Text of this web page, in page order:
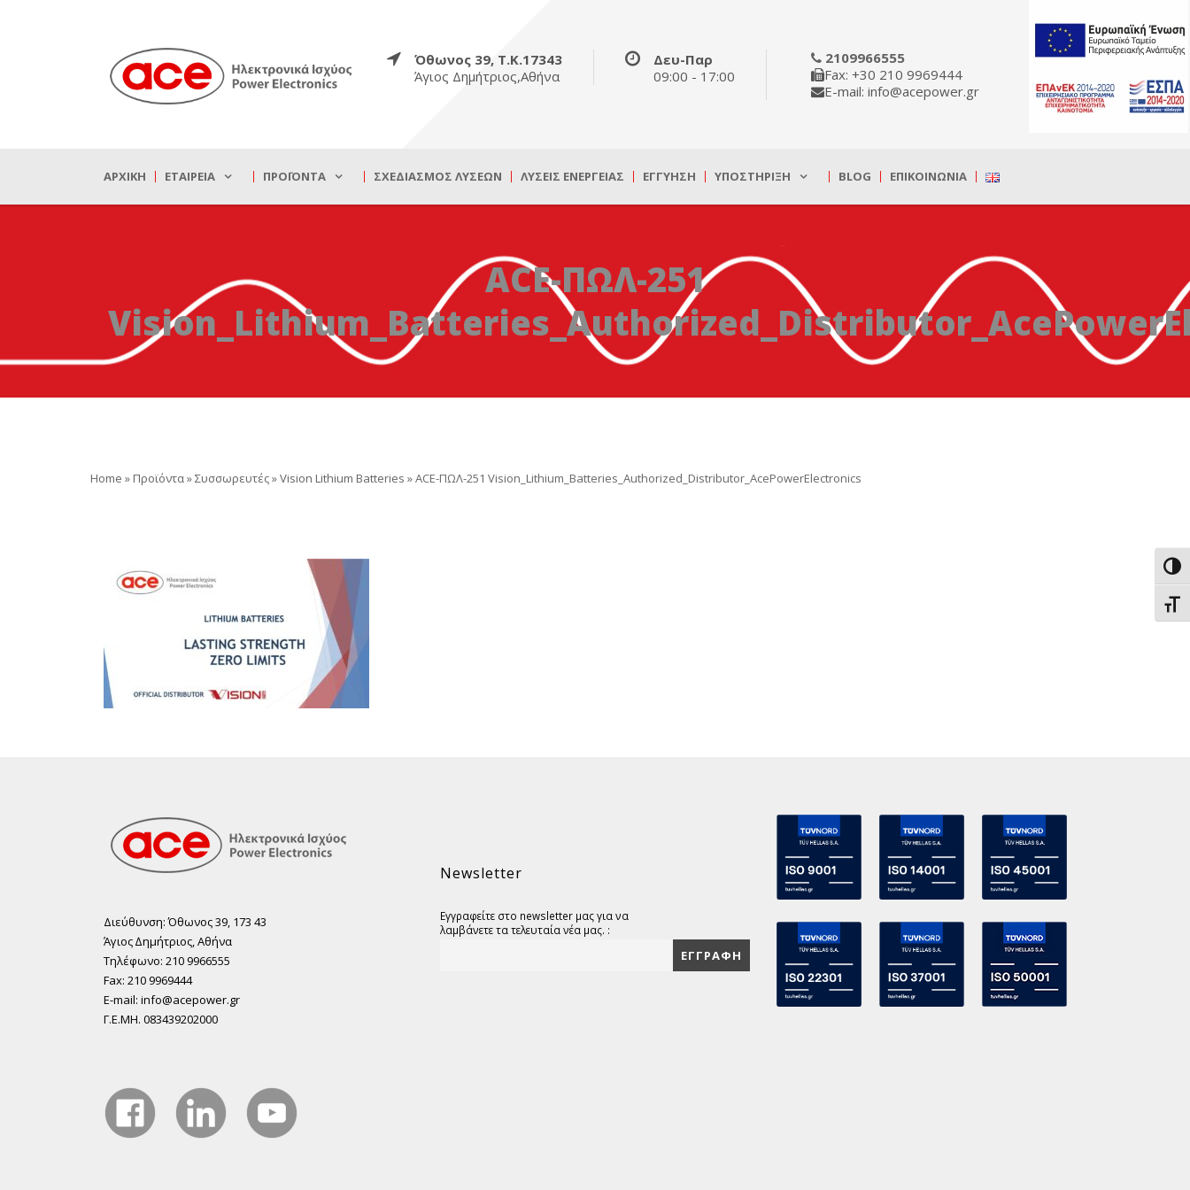
Όθωνος 39, Τ.Κ.17343
Άγιος Δημήτριος,Αθήνα
Δευ-Παρ
09:00 - 17:00
2109966555
Fax: +30 210 9969444
E-mail: info@acepower.gr
ΑΡΧΙΚΉ ΕΤΑΙΡΕΊΑ ΠΡΟΪΌΝΤΑ ΣΧΕΔΙΑΣΜΌΣ ΛΎΣΕΩΝ ΛΎΣΕΙΣ ΕΝΈΡΓΕΙΑΣ ΕΓΓΎΗΣΗ ΥΠΟΣΤΉΡΙΞΗ BLOG ΕΠΙΚΟΙΝΩΝΊΑ
ACE-ΠΩΛ-251
Home » Προϊόντα»Συσσωρευτές»Vision Lithium Batteries »ACE-ΠΩΛ-251 Vision_Lithium_Batteries_Authorized_Distributor_AcePowerElectronics
Διεύθυνση: Όθωνος 39, 173 43
Άγιος ∆ηµήτριος, Αθήνα
Τηλέφωνο: 210 9966555
Fax: 210 9969444
E-mail: info@acepower.gr
Γ.Ε.ΜΗ. 083439202000
Newsletter
Εγγραφείτε στο newsletter μας για να
λαμβάνετε τα τελευταία νέα μας. :